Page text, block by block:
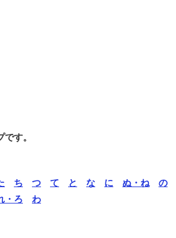
す。
ち つ て と な に ぬ・ね の
・ろ わ